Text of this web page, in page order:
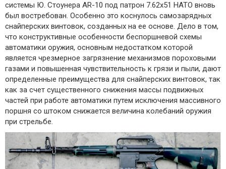
системы Ю. Стоунера AR-10 под патрон 7.62х51 НАТО вновь
был востребован. Особенно это коснулось самозарядных
снайперских винтовок, созданных на ее основе. Дело в том,
что конструктивные особенности беспоршневой схемы
автоматики оружия, основным недостатком которой
является чрезмерное загрязнение механизмов пороховыми
газами и повышенная чувствительность к грязи и пыли, дают
определенные преимущества для снайперских винтовок, так
как за счет существенного снижения массы подвижных
частей при работе автоматики путем исключения массивного
поршня со штоком снижается величина колебаний оружия
при стрельбе.